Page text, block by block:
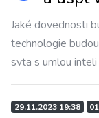
Jaké dovednosti
technologie
svta s umlou inteli
29.11.2023 19:38